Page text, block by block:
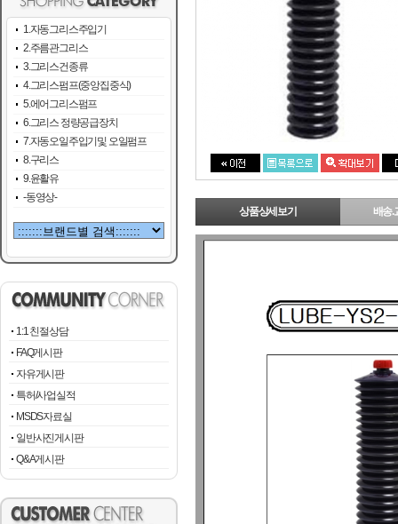
1.자동그리스주입기
2.주름관그리스
3.그리스건종류
4.그리스펌프(중앙집중식)
5.에어그리스펌프
6.그리스 정량공급장치
7.자동오일주입기및 오일펌프
8.구리스
9.윤활유
-동영상-
1:1 친절상담
FAQ게시판
자유게시판
특허/사업실적
MSDS자료실
일반사진게시판
Q&A게시판
상품상세보기 배송.